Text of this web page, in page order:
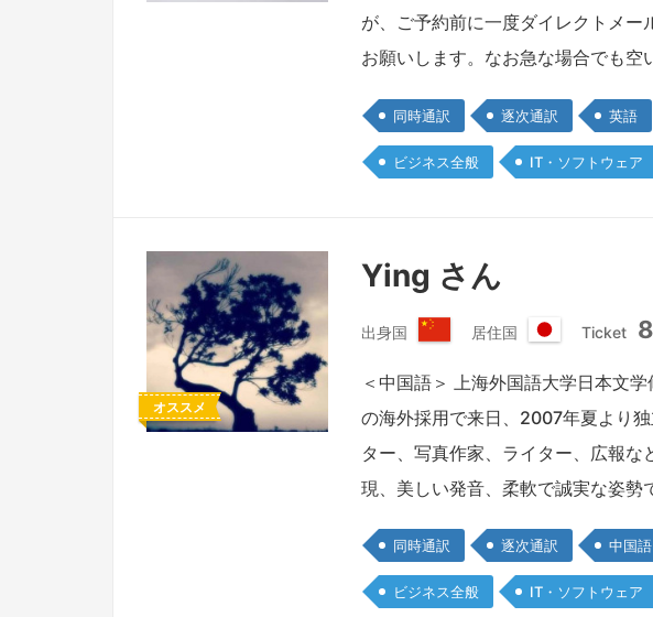
が、ご予約前に一度ダイレクトメー
お願いします。なお急な場合でも
同時通訳 逐次通訳 英語
ビジネス全般 IT・ソフトウェア
オススメ
Ying さん
出身国
華
人
民
共
和
国
居住国
本
Ticket 8
＜中国語＞ 上海外国語大学日本文
の海外採用で来日、2007年夏より
ター、写真作家、ライター、広報
現、美しい発音、柔軟で誠実な姿
同時通訳 逐次通訳 中国語
ビジネス全般 IT・ソフトウェア